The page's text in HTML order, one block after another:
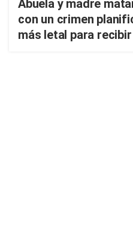
Abuela y madre
con un crimen
más letal para